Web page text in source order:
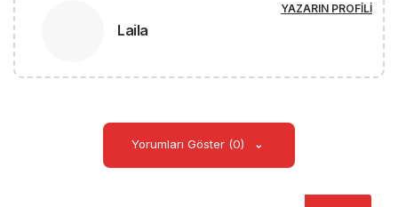
Laila
YAZARIN PROFILI
Yorumları Göster (0)